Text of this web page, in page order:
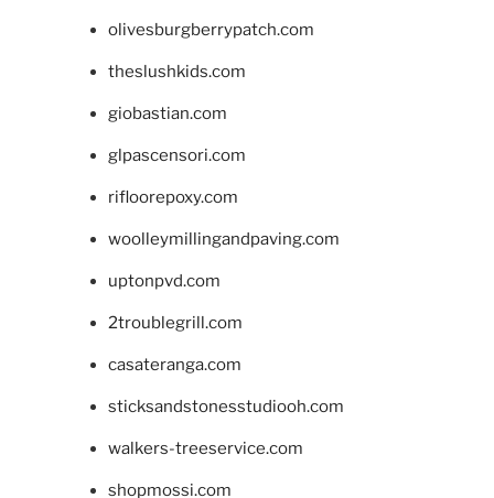
olivesburgberrypatch.com
theslushkids.com
giobastian.com
glpascensori.com
rifloorepoxy.com
woolleymillingandpaving.com
uptonpvd.com
2troublegrill.com
casateranga.com
sticksandstonesstudiooh.com
walkers-treeservice.com
shopmossi.com